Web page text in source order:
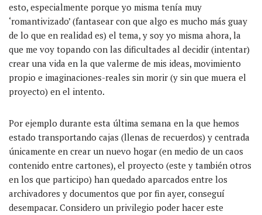
esto, especialmente porque yo misma tenía muy
‘romantivizado’ (fantasear con que algo es mucho más guay
de lo que en realidad es) el tema, y soy yo misma ahora, la
que me voy topando con las dificultades al decidir (intentar)
crear una vida en la que valerme de mis ideas, movimiento
propio e imaginaciones-reales sin morir (y sin que muera el
proyecto) en el intento.
Por ejemplo durante esta última semana en la que hemos
estado transportando cajas (llenas de recuerdos) y centrada
únicamente en crear un nuevo hogar (en medio de un caos
contenido entre cartones), el proyecto (este y también otros
en los que participo) han quedado aparcados entre los
archivadores y documentos que por fin ayer, conseguí
desempacar. Considero un privilegio poder hacer este